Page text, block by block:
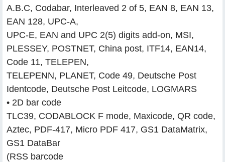
A.B.C, Codabar, Interleaved 2 of 5, EAN 8, EAN 13,
EAN 128, UPC-A,
UPC-E, EAN and UPC 2(5) digits add-on, MSI,
PLESSEY, POSTNET, China post, ITF14, EAN14,
Code 11, TELEPEN,
TELEPENN, PLANET, Code 49, Deutsche Post
Identcode, Deutsche Post Leitcode, LOGMARS
• 2D bar code
TLC39, CODABLOCK F mode, Maxicode, QR code,
Aztec, PDF-417, Micro PDF 417, GS1 DataMatrix,
GS1 DataBar
(RSS barcode